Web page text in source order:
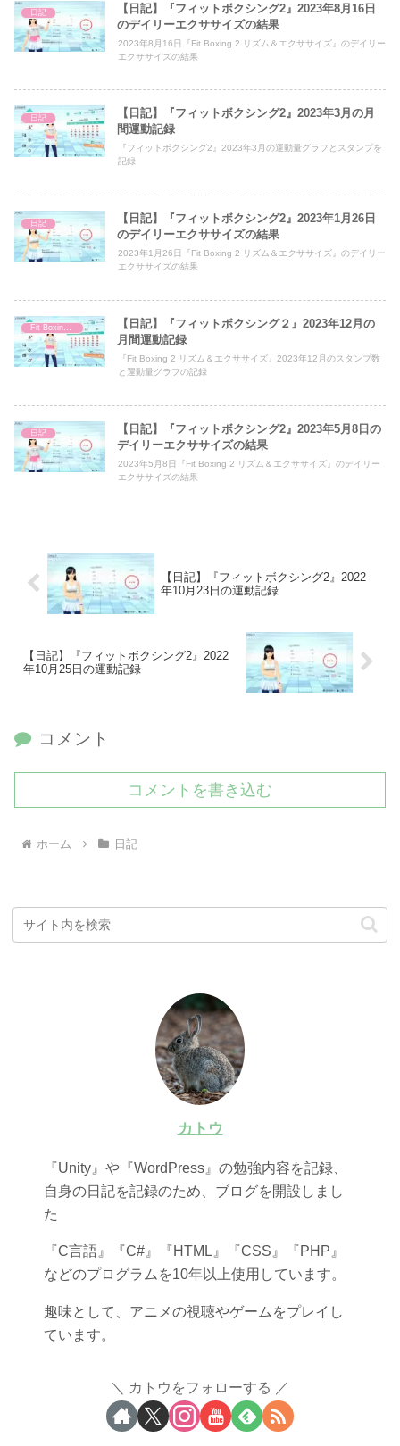
日記
【日記】『フィットボクシング2』2023年8月16日
のデイリーエクササイズの結果
2023年8月16日『Fit Boxing 2 リズム＆エクササイズ』のデイリー
エクササイズの結果
日記
【日記】『フィットボクシング2』2023年3月の月
間運動記録
『フィットボクシング2』2023年3月の運動量グラフとスタンプを
記録
日記
【日記】『フィットボクシング2』2023年1月26日
のデイリーエクササイズの結果
2023年1月26日『Fit Boxing 2 リズム＆エクササイズ』のデイリー
エクササイズの結果
Fit Boxing 2
【日記】『フィットボクシング２』2023年12月の
月間運動記録
『Fit Boxing 2 リズム＆エクササイズ』2023年12月のスタンプ数
と運動量グラフの記録
日記
【日記】『フィットボクシング2』2023年5月8日の
デイリーエクササイズの結果
2023年5月8日『Fit Boxing 2 リズム＆エクササイズ』のデイリー
エクササイズの結果
【日記】『フィットボクシング2』2022
年10月23日の運動記録
【日記】『フィットボクシング2』2022
年10月25日の運動記録
コメント
コメントを書き込む
ホーム 日記
カトウ
『Unity』や『WordPress』の勉強内容を記録、
自身の日記を記録のため、ブログを開設しまし
た
『C言語』『C#』『HTML』『CSS』『PHP』
などのプログラムを10年以上使用しています。
趣味として、アニメの視聴やゲームをプレイし
ています。
カトウをフォローする